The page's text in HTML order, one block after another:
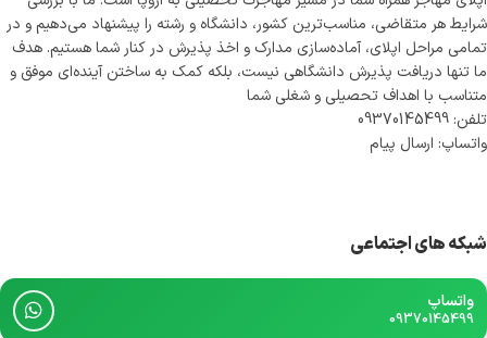
شرایط هر متقاضی، مناسب‌ترین کشور، دانشگاه و رشته را پیشنهاد می‌دهیم و در
تمامی مراحل اپلای، آماده‌سازی مدارک و اخذ پذیرش در کنار شما هستیم. هدف
ما تنها دریافت پذیرش دانشگاهی نیست، بلکه کمک به ساختن آینده‌ای موفق و
متناسب با اهداف تحصیلی و شغلی شما
تلفن: 09370145499
واتساپ: ارسال پیام
شبکه های اجتماعی
واتساپ
09370145499